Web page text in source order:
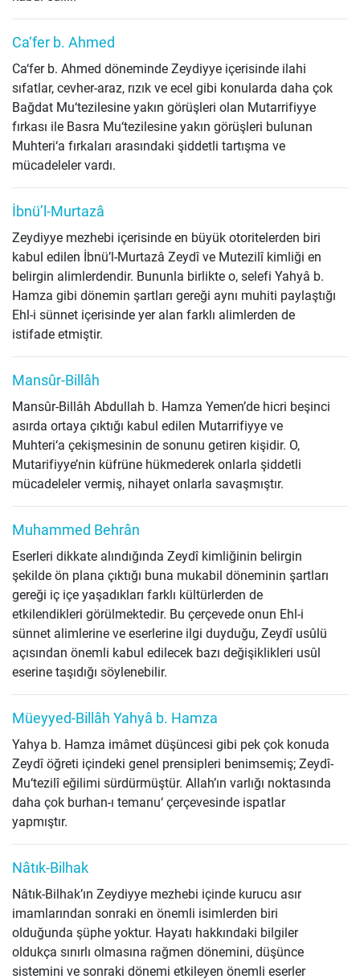
Ca‘fer b. Ahmed
Ca‘fer b. Ahmed döneminde Zeydiyye içerisinde ilahi
sıfatlar, cevher-araz, rızık ve ecel gibi konularda daha çok
Bağdat Mu‘tezilesine yakın görüşleri olan Mutarrifiyye
fırkası ile Basra Mu‘tezilesine yakın görüşleri bulunan
Muhteri‘a fırkaları arasındaki şiddetli tartışma ve
mücadeleler vardı.
İbnü’l-Murtazâ
Zeydiyye mezhebi içerisinde en büyük otoritelerden biri
kabul edilen İbnü’l-Murtazâ Zeydî ve Mutezilî kimliği en
belirgin alimlerdendir. Bununla birlikte o, selefi Yahyâ b.
Hamza gibi dönemin şartları gereği aynı muhiti paylaştığı
Ehl-i sünnet içerisinde yer alan farklı alimlerden de
istifade etmiştir.
Mansûr-Billâh
Mansûr-Billâh Abdullah b. Hamza Yemen’de hicri beşinci
asırda ortaya çıktığı kabul edilen Mutarrifiyye ve
Muhteri‘a çekişmesinin de sonunu getiren kişidir. O,
Mutarifiyye’nin küfrüne hükmederek onlarla şiddetli
mücadeleler vermiş, nihayet onlarla savaşmıştır.
Muhammed Behrân
Eserleri dikkate alındığında Zeydî kimliğinin belirgin
şekilde ön plana çıktığı buna mukabil döneminin şartları
gereği iç içe yaşadıkları farklı kültürlerden de
etkilendikleri görülmektedir. Bu çerçevede onun Ehl-i
sünnet alimlerine ve eserlerine ilgi duyduğu, Zeydî usûlü
açısından önemli kabul edilecek bazı değişiklikleri usûl
eserine taşıdığı söylenebilir.
Müeyyed-Billâh Yahyâ b. Hamza
Yahya b. Hamza imâmet düşüncesi gibi pek çok konuda
Zeydî öğreti içindeki genel prensipleri benimsemiş; Zeydî-
Mu‘tezilî eğilimi sürdürmüştür. Allah’ın varlığı noktasında
daha çok burhan-ı temanu‘ çerçevesinde ispatlar
yapmıştır.
Nâtık-Bilhak
Nâtık-Bilhak’ın Zeydiyye mezhebi içinde kurucu asır
imamlarından sonraki en önemli isimlerden biri
olduğunda şüphe yoktur. Hayatı hakkındaki bilgiler
oldukça sınırlı olmasına rağmen dönemini, düşünce
sistemini ve sonraki dönemi etkileyen önemli eserler